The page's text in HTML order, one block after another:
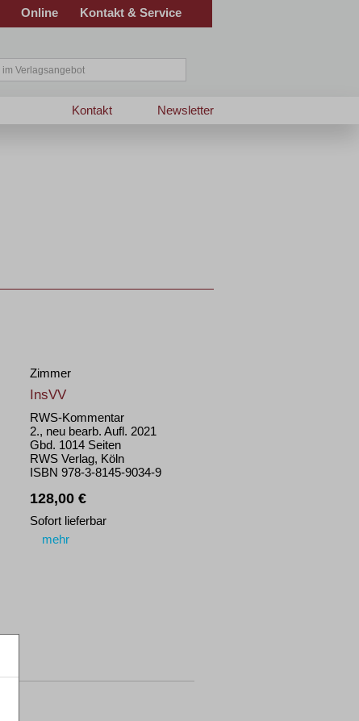
Online Kontakt & Service
Newsletter
Kontakt
Zimmer
InsVV
RWS-Kommentar
2., neu bearb. Aufl. 2021
Gbd. 1014 Seiten
RWS Verlag, Köln
ISBN 978-3-8145-9034-9
128,00 €
Sofort lieferbar
mehr